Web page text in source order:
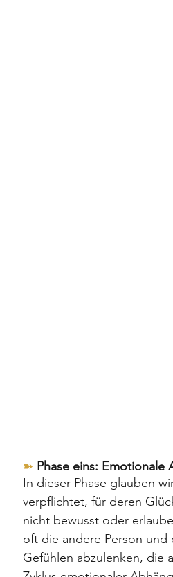
➽ Phase eins: Emotionale
In dieser Phase glauben
verpflichtet, für deren
nicht bewusst oder
oft die andere Person und
Gefühlen abzulenken, die